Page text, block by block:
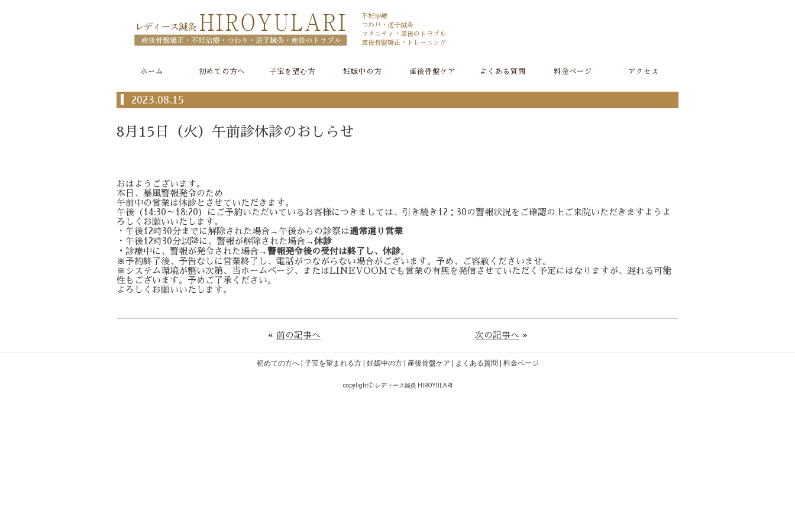
不妊治療
つわり・逆子鍼灸
マタニティ・産後のトラブル
産後骨盤矯正・トレーニング
ホーム 初めての方へ 子宝を望む方 妊娠中の方 産後骨盤ケア よくある質問 料金ページ アクセス
2023.08.15
8月15日（火）午前診休診のおしらせ
おはようございます。
本日、暴風警報発令のため
午前中の営業は休診とさせていただきます。
午後（14:30～18:20）にご予約いただいているお客様につきましては、引き続き12：30の警報状況をご確認の上ご来院いただきますようよ
ろしくお願いいたします。
・午後12時30分までに解除された場合→午後からの診察は通常道り営業
・午後12時30分以降に、警報が解除された場合→ 休診
・ 診療中に、警報が発令された場合→ 警報発令後の受付は終了し、休診。
※予約終了後、予告なしに営業終了し、電話がつながらない場合がございます。予め、ご容赦くださいませ。
※システム環境が整い次第、当ホームページ、またはLINEVOOMでも営業の有無を発信させていただく予定にはなりますが、遅れる可能
性もございます。予めご了承ください。
よろしくお願いいたします。
« 前の記事へ 次の記事へ »
初めての方へ| 子宝を望まれる方| 妊娠中の方| 産後骨盤ケア よくある質問 料金ページ
copylight🄫 レディース鍼灸 HIROYULARI